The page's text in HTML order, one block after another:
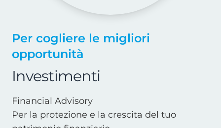
Per cogliere le migliori
opportunità
Investimenti
Financial Advisory
Per la protezione e la crescita del tuo